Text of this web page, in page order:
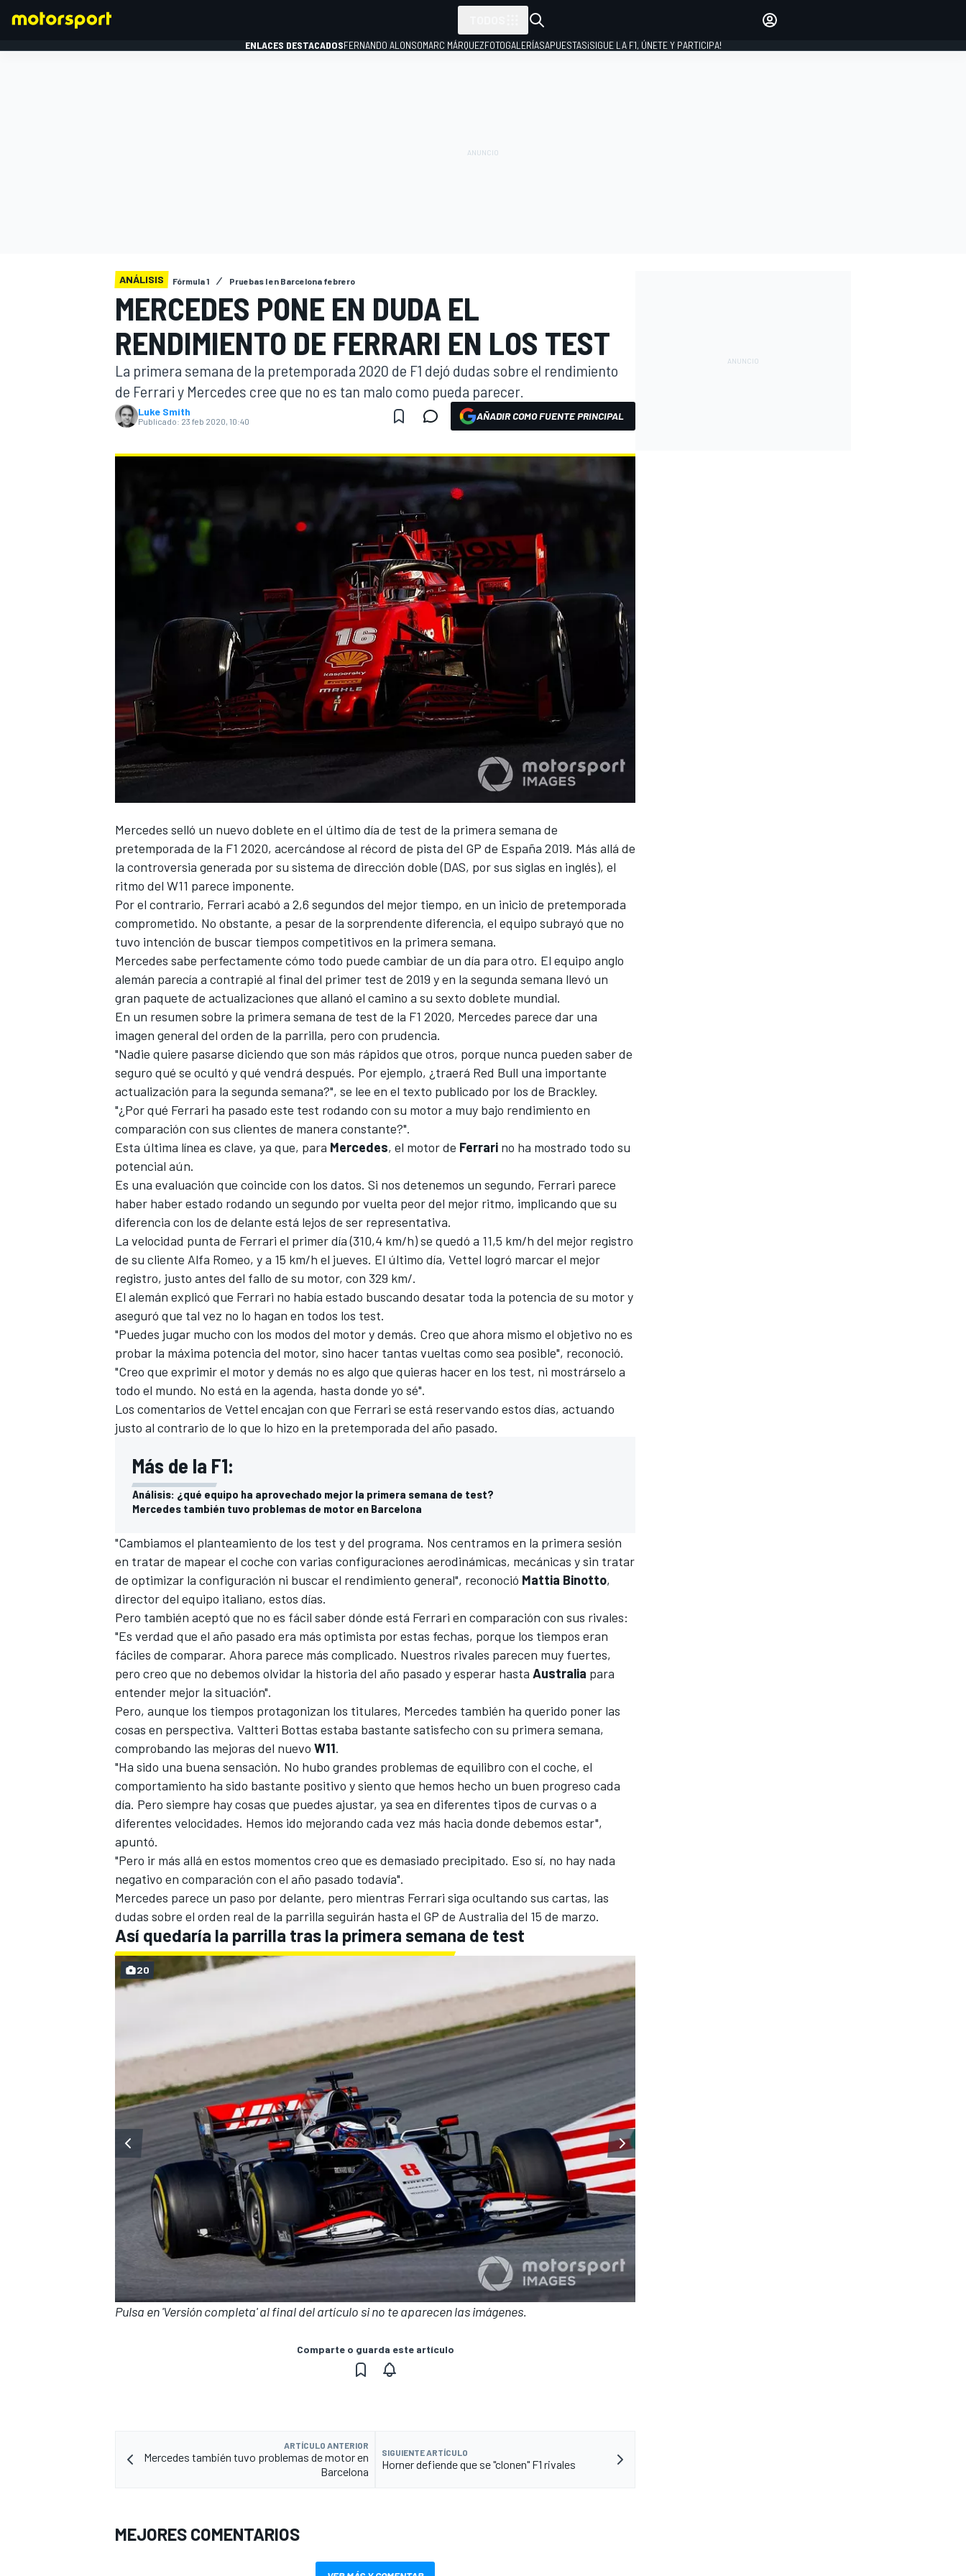
MÁS CATEGORÍAS
ENLACES DESTACADOSFERNANDO ALONSOMARC MÁRQUEZFOTOGALERÍASAPUESTAS¡SIGUE LA F1, ÚNETE Y PARTICIPA!
ANÁLISIS Fórmula 1 Pruebas I en Barcelona febrero
MERCEDES PONE EN DUDA EL
RENDIMIENTO DE FERRARI EN LOS TEST
La primera semana de la pretemporada 2020 de F1 dejó dudas sobre el rendimiento
de Ferrari y Mercedes cree que no es tan malo como pueda parecer.
Luke Smith
Publicado: 23 feb 2020, 10:40 AÑADIR COMO FUENTE PRINCIPAL
Mercedes selló un nuevo doblete en el último día de test de la primera semana de
pretemporada de la F1 2020, acercándose al récord de pista del GP de España 2019. Más allá de
la controversia generada por su sistema de dirección doble(DAS, por sus siglas en inglés), el
ritmo del W11 parece imponente.
Por el contrario, Ferrari acabó a 2,6 segundos del mejor tiempo, en un inicio de pretemporada
comprometido. No obstante, a pesar de la sorprendente diferencia, el equipo subrayó que no
tuvo intención de buscar tiempos competitivos en la primera semana.
Mercedes sabe perfectamente cómo todo puede cambiar de un día para otro. El equipo anglo
alemán parecía a contrapié al final del primer test de 2019 y en la segunda semana llevó un
gran paquete de actualizaciones que allanó el camino a su sexto doblete mundial.
En un resumen sobre la primera semana de test de la F1 2020, Mercedes parece dar una
imagen general del orden de la parrilla, pero con prudencia.
"Nadie quiere pasarse diciendo que son más rápidos que otros, porque nunca pueden saber de
seguro qué se ocultó y qué vendrá después. Por ejemplo, ¿traerá Red Bull una importante
actualización para la segunda semana?", se lee en el texto publicado por los de Brackley.
"¿Por qué Ferrari ha pasado este test rodando con su motor a muy bajo rendimiento en
comparación con sus clientes de manera constante?".
Esta última línea es clave, ya que, para Mercedes, el motor de Ferrari no ha mostrado todo su
potencial aún.
Es una evaluación que coincide con los datos. Si nos detenemos un segundo, Ferrari parece
haber haber estado rodando un segundo por vuelta peor del mejor ritmo, implicando que su
diferencia con los de delante está lejos de ser representativa.
La velocidad punta de Ferrari el primer día (310,4 km/h) se quedó a 11,5 km/h del mejor registro
de su cliente Alfa Romeo, y a 15 km/h el jueves. El último día, Vettel logró marcar el mejor
registro, justo antes del fallo de su motor, con 329 km/.
El alemán explicó que Ferrari no había estado buscando desatar toda la potencia de su motor y
aseguró que tal vez no lo hagan en todos los test.
"Puedes jugar mucho con los modos del motor y demás. Creo que ahora mismo el objetivo no es
probar la máxima potencia del motor, sino hacer tantas vueltas como sea posible", reconoció.
"Creo que exprimir el motor y demás no es algo que quieras hacer en los test, ni mostrárselo a
todo el mundo. No está en la agenda, hasta donde yo sé".
Los comentarios de Vettel encajan con que Ferrari se está reservando estos días, actuando
justo al contrario de lo que lo hizo en la pretemporada del año pasado.
Más de la F1:
Análisis: ¿qué equipo ha aprovechado mejor la primera semana de test?
Mercedes también tuvo problemas de motor en Barcelona
"Cambiamos el planteamiento de los test y del programa. Nos centramos en la primera sesión
en tratar de mapear el coche con varias configuraciones aerodinámicas, mecánicas y sin tratar
de optimizar la configuración ni buscar el rendimiento general", reconoció Mattia Binotto,
director del equipo italiano, estos días.
Pero también aceptó que no es fácil saber dónde está Ferrari en comparación con sus rivales:
"Es verdad que el año pasado era más optimista por estas fechas, porque los tiempos eran
fáciles de comparar. Ahora parece más complicado. Nuestros rivales parecen muy fuertes,
pero creo que no debemos olvidar la historia del año pasado y esperar hasta Australia para
entender mejor la situación".
Pero, aunque los tiempos protagonizan los titulares, Mercedes también ha querido poner las
cosas en perspectiva. Valtteri Bottas estaba bastante satisfecho con su primera semana,
comprobando las mejoras del nuevo W11.
"Ha sido una buena sensación. No hubo grandes problemas de equilibro con el coche, el
comportamiento ha sido bastante positivo y siento que hemos hecho un buen progreso cada
día. Pero siempre hay cosas que puedes ajustar, ya sea en diferentes tipos de curvas o a
diferentes velocidades. Hemos ido mejorando cada vez más hacia donde debemos estar",
apuntó.
"Pero ir más allá en estos momentos creo que es demasiado precipitado. Eso sí, no hay nada
negativo en comparación con el año pasado todavía".
Mercedes parece un paso por delante, pero mientras Ferrari siga ocultando sus cartas, las
dudas sobre el orden real de la parrilla seguirán hasta el GP de Australia del 15 de marzo.
Así quedaría la parrilla tras la primera semana de test
20
Pulsa en 'Versión completa' al final del artículo si no te aparecen las imágenes.
Comparte o guarda este artículo
ARTÍCULO ANTERIOR
Mercedes también tuvo problemas de motor en
Barcelona
SIGUIENTE ARTÍCULO
Horner defiende que se "clonen" F1 rivales
MEJORES COMENTARIOS